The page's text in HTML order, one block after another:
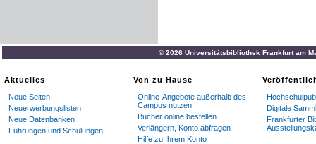
© 2026 Universitätsbibliothek Frankfurt am
Aktuelles
Neue Seiten
Neuerwerbungslisten
Neue Datenbanken
Führungen und Schulungen
Von zu Hause
Online-Angebote außerhalb des
Campus nutzen
Bücher online bestellen
Verlängern, Konto abfragen
Hilfe zu Ihrem Konto
Digitale
Frankfurter